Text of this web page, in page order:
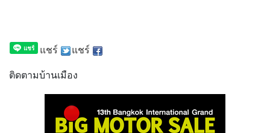
แชร์ แชร์
ติดตามบ้านเมือง